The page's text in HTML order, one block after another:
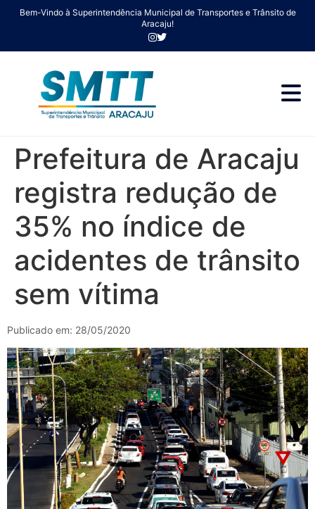
Bem-Vindo à Superintendência Municipal de Transportes e Trânsito de
Aracaju!
Prefeitura de Aracaju
registra redução de
35% no índice de
acidentes de trânsito
sem vítima
Publicado em: 28/05/2020